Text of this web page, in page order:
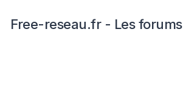
Free-reseau.fr - Les forums